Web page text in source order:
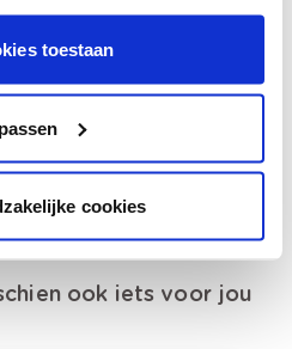
toestaan
cookies
stalen van je
tinten om je kleur
ook iets voor jou